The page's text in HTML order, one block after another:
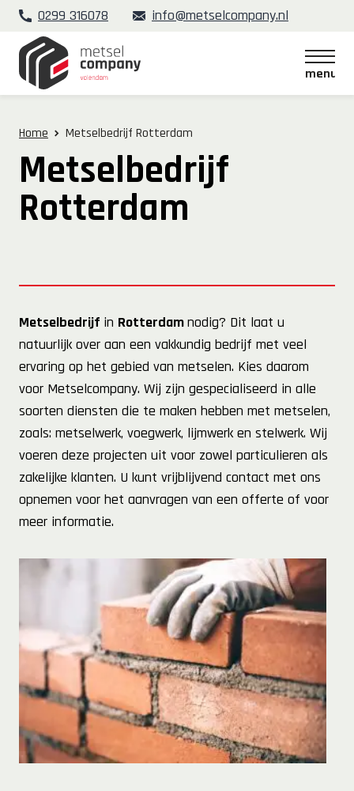
0299 316078 info@metselcompany.nl
menu
Home
Metselbedrijf Rotterdam
Metselbedrijf
Rotterdam
Metselbedrijf in Rotterdamnodig? Dit laat u
natuurlijk over aan een vakkundig bedrijf met veel
ervaring op het gebied van metselen. Kies daarom
voor Metselcompany. Wij zijn gespecialiseerd in alle
soorten diensten die te maken hebben met metselen,
zoals: metselwerk, voegwerk, lijmwerk en stelwerk. Wij
voeren deze projecten uit voor zowel particulieren als
zakelijke klanten. U kunt vrijblijvend contact met ons
opnemen voor het aanvragen van een offerte of voor
meer informatie.